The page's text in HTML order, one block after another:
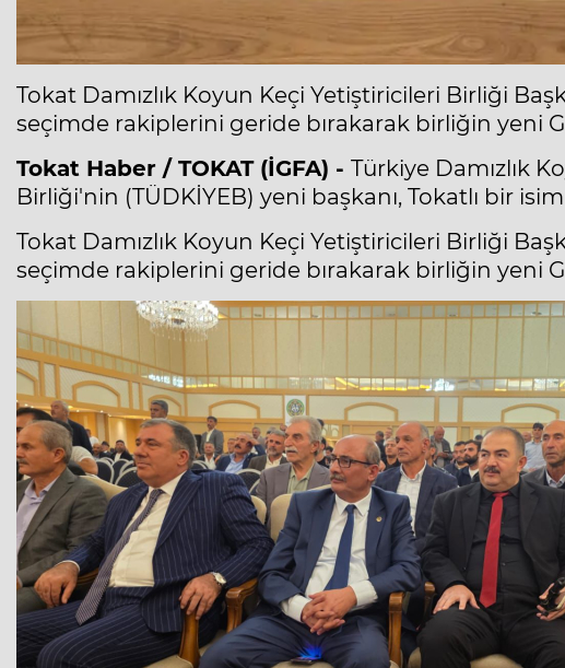
Tokat Damızlık Koyun Keçi Yetiştiricileri Birliği
seçimde rakiplerini geride bırakarak birliğin yeni
Tokat Haber / TOKAT (İGFA) - Türkiye Damızlık
Birliği'nin (TÜDKİYEB) yeni başkanı, Tokatlı bir
Tokat Damızlık Koyun Keçi Yetiştiricileri Birliği
seçimde rakiplerini geride bırakarak birliğin yeni